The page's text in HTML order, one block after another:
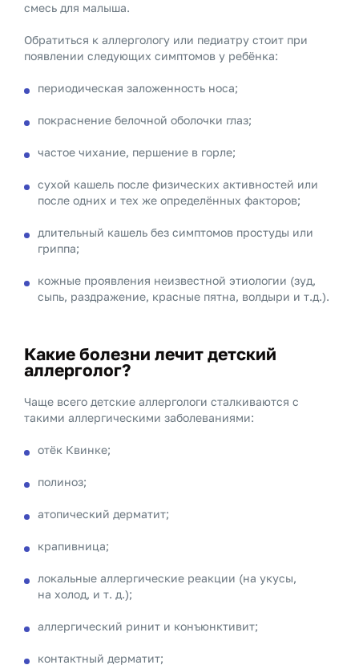
смесь для малыша.
Обратиться к аллергологу или педиатру стоит при
появлении следующих симптомов у ребёнка:
периодическая заложенность носа;
покраснение белочной оболочки глаз;
частое чихание, першение в горле;
сухой кашель после физических активностей или
после одних и тех же определённых факторов;
длительный кашель без симптомов простуды или
гриппа;
кожные проявления неизвестной этиологии (зуд,
сыпь, раздражение, красные пятна, волдыри и т.д.).
Какие болезни лечит детский
аллерголог?
Чаще всего детские аллергологи сталкиваются с
такими аллергическими заболеваниями:
отёк Квинке;
полиноз;
атопический дерматит;
крапивница;
локальные аллергические реакции (на укусы,
на холод, и т. д.);
аллергический ринит и конъюнктивит;
контактный дерматит;